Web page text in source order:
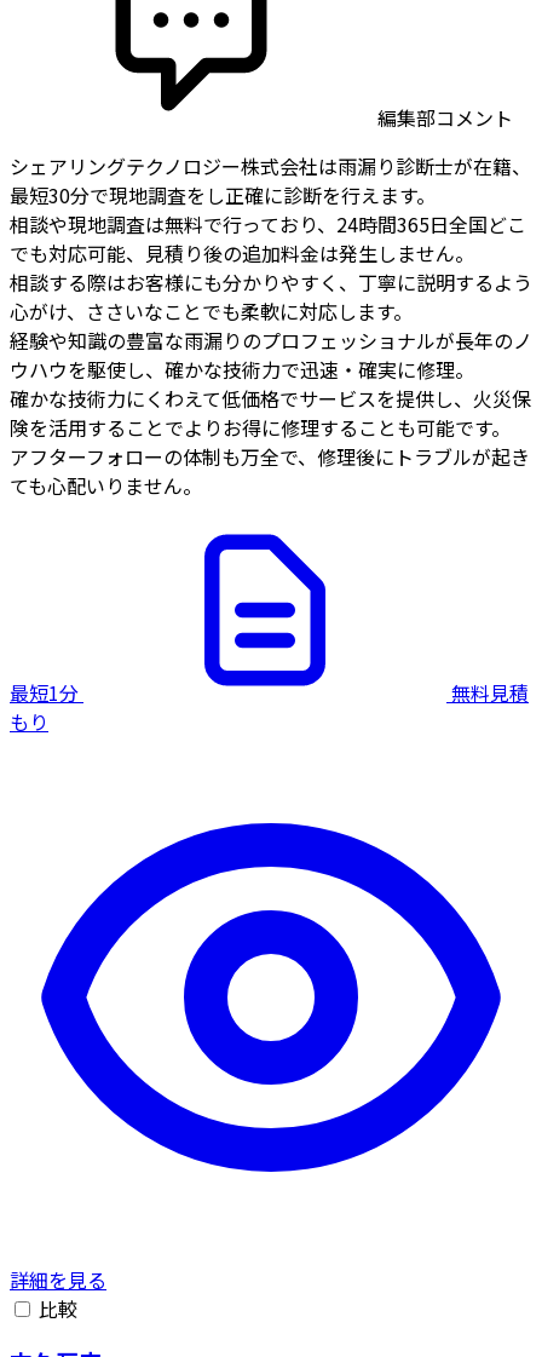
編集部コメント
シェアリングテクノロジー株式会社は雨漏り診断士が在籍、
最短30分で現地調査をし正確に診断を行えます。
相談や現地調査は無料で行っており、24時間365日全国どこ
でも対応可能、見積り後の追加料金は発生しません。
相談する際はお客様にも分かりやすく、丁寧に説明するよう
心がけ、ささいなことでも柔軟に対応します。
経験や知識の豊富な雨漏りのプロフェッショナルが長年のノ
ウハウを駆使し、確かな技術力で迅速・確実に修理。
確かな技術力にくわえて低価格でサービスを提供し、火災保
険を活用することでよりお得に修理することも可能です。
アフターフォローの体制も万全で、修理後にトラブルが起き
ても心配いりません。
最短1分
無料見積
もり
詳細を見る
比較